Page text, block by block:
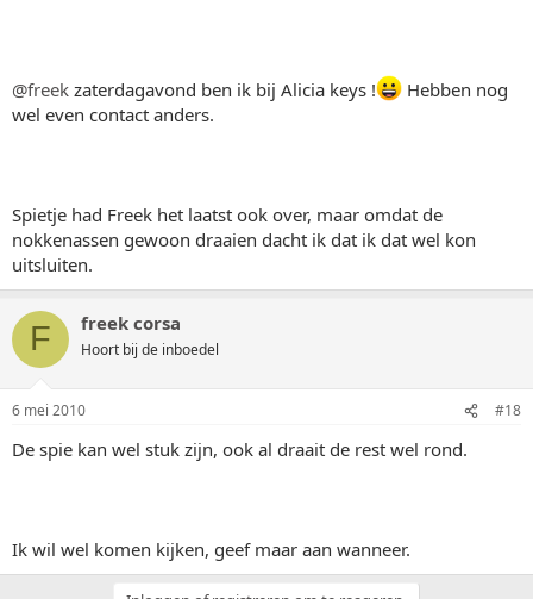
@freek zaterdagavond ben ik bij Alicia keys !
Hebben nog
wel even contact anders.
Spietje had Freek het laatst ook over, maar omdat de
nokkenassen gewoon draaien dacht ik dat ik dat wel kon
uitsluiten.
F freek corsa
Hoort bij de inboedel
6 mei 2010 #18
De spie kan wel stuk zijn, ook al draait de rest wel rond.
Ik wil wel komen kijken, geef maar aan wanneer.